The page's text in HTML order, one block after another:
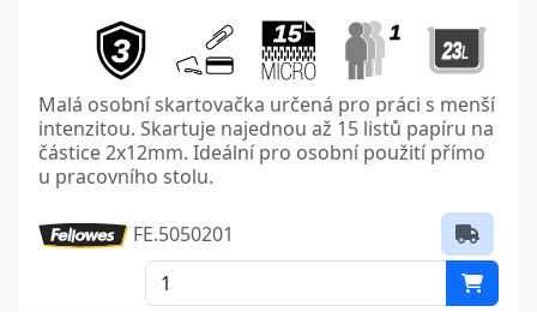
Malá osobní skartovačka určená pro práci s menší
intenzitou. Skartuje najednou až 15 listů papíru na
částice 2x12mm. Ideální pro osobní použití přímo
u pracovního stolu.
FE.5050201